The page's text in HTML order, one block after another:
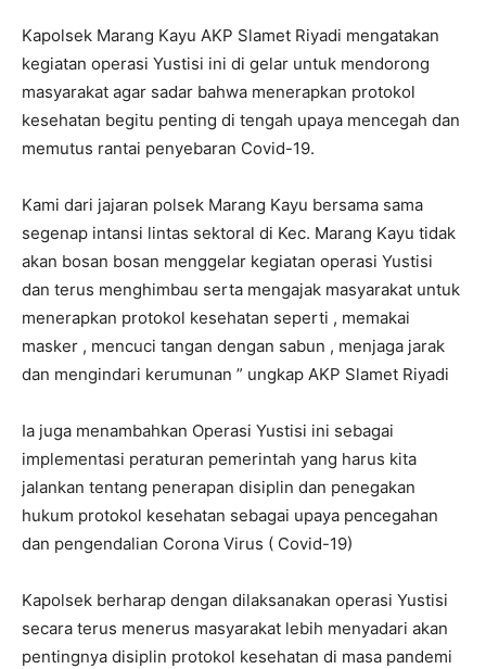
Kapolsek Marang Kayu AKP Slamet Riyadi mengatakan
kegiatan operasi Yustisi ini di gelar untuk mendorong
masyarakat agar sadar bahwa menerapkan protokol
kesehatan begitu penting di tengah upaya mencegah dan
memutus rantai penyebaran Covid-19.
Kami dari jajaran polsek Marang Kayu bersama sama
segenap intansi lintas sektoral di Kec. Marang Kayu tidak
akan bosan bosan menggelar kegiatan operasi Yustisi
dan terus menghimbau serta mengajak masyarakat untuk
menerapkan protokol kesehatan seperti , memakai
masker , mencuci tangan dengan sabun , menjaga jarak
dan mengindari kerumunan ” ungkap AKP Slamet Riyadi
Ia juga menambahkan Operasi Yustisi ini sebagai
implementasi peraturan pemerintah yang harus kita
jalankan tentang penerapan disiplin dan penegakan
hukum protokol kesehatan sebagai upaya pencegahan
dan pengendalian Corona Virus ( Covid-19)
Kapolsek berharap dengan dilaksanakan operasi Yustisi
secara terus menerus masyarakat lebih menyadari akan
pentingnya disiplin protokol kesehatan di masa pandemi